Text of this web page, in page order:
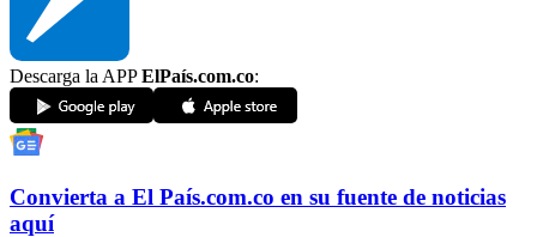
Descarga la APPElPaís.com.co:
Convierta a El País.com.co en su fuente de noticias
aquí